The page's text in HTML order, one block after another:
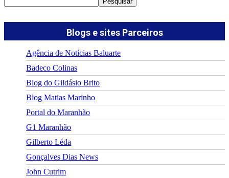
Blogs e sites Parceiros
Agência de Notícias Baluarte
Badeco Colinas
Blog do Gildásio Brito
Blog Matias Marinho
Portal do Maranhão
G1 Maranhão
Gilberto Léda
Gonçalves Dias News
John Cutrim